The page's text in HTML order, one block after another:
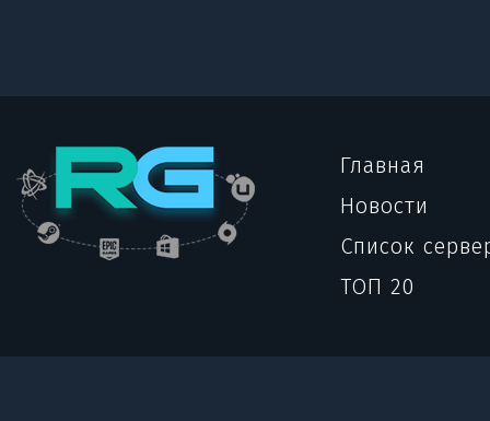
Главная
Новости
Список
ТОП 20